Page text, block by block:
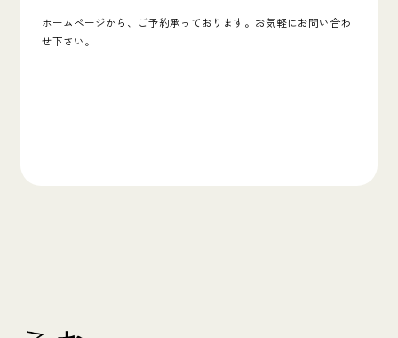
ホームページから、ご予約承っております。お気軽にお問い合わ
せ下さい。